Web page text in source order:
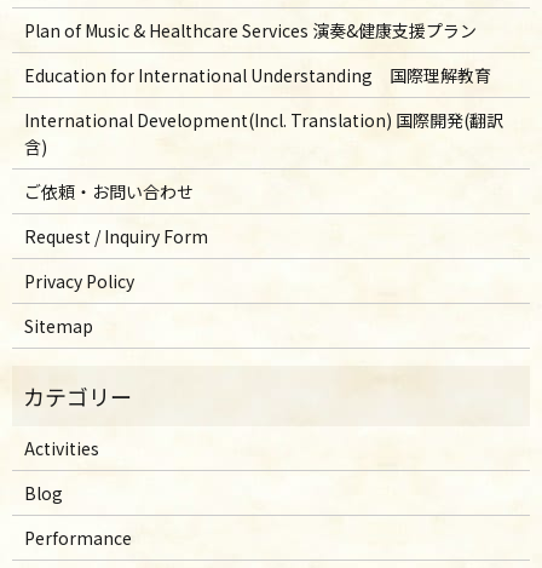
Plan of Music & Healthcare Services 演奏&健康支援プラン
Education for International Understanding 国際理解教育
International Development(Incl. Translation) 国際開発(翻訳
含)
ご依頼・お問い合わせ
Request / Inquiry Form
Privacy Policy
Sitemap
Activities
Blog
Performance